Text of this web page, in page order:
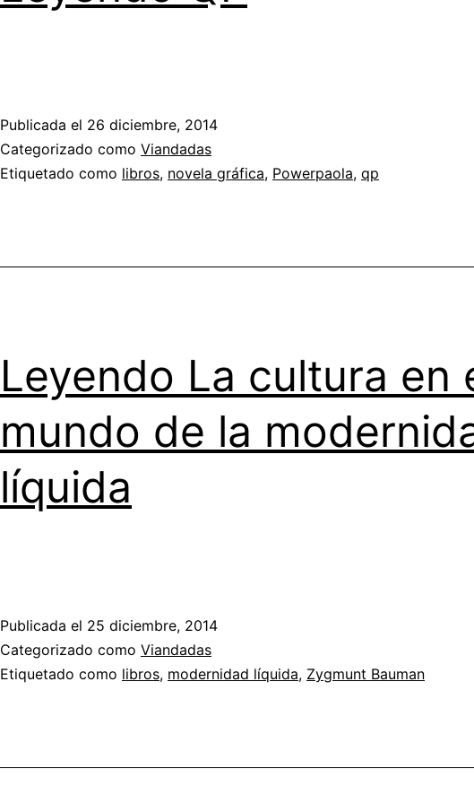
Publicada el 26 diciembre, 2014
Categorizado como Viandadas
Etiquetado como libros, novela gráfica, Powerpaola, qp
Leyendo La cultura en
mundo de la
líquida
Publicada el 25 diciembre, 2014
Categorizado como Viandadas
Etiquetado como libros, modernidad líquida, Zygmunt Bauman